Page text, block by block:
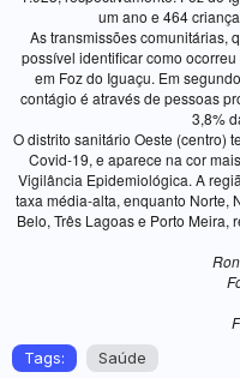
um ano e 464
As transmissões comunitárias,
possível identificar como
em Foz do Iguaçu. Em
contágio é através de pessoas
3,8%
O distrito sanitário Oeste (centro)
Covid-19, e aparece na cor
Vigilância Epidemiológica. A
taxa média-alta, enquanto Norte,
Belo, Três Lagoas e Porto Meira,
Tags: Saúde